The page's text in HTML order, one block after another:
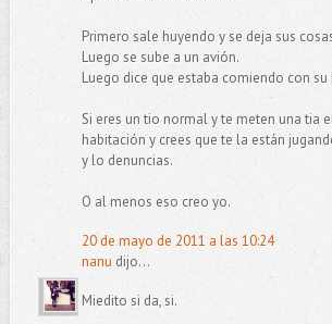
Primero sale huyendo y se deja sus
Luego se sube a un avión.
Luego dice que estaba comiendo con su
Si eres un tio normal y te meten una tia
habitación y crees que te la están
y lo denuncias.
O al menos eso creo yo.
20 de mayo de 2011 a las 10:24
nanu dijo...
Miedito si da, si.